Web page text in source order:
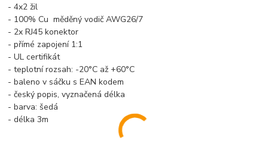
- 4x2 žil
- 100% Cu měděný vodič AWG26/7
- 2x RJ45 konektor
- přímé zapojení 1:1
- UL certifikát
- teplotní rozsah: -20°C až +60°C
- baleno v sáčku s EAN kodem
- český popis, vyznačená délka
- barva: šedá
- délka 3m